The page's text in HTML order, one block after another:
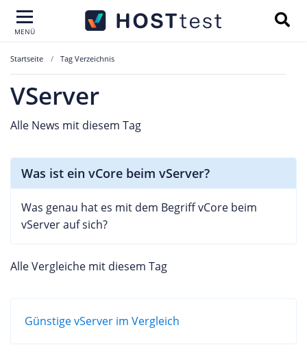
MENÜ
Startseite Tag Verzeichnis
VServer
Alle News mit diesem Tag
Was ist ein vCore beim vServer?
Was genau hat es mit dem Begriff vCore beim
vServer auf sich?
Alle Vergleiche mit diesem Tag
Günstige vServer im Vergleich